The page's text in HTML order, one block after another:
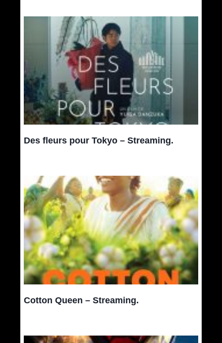
Des fleurs pour Tokyo – Streaming.
Cotton Queen – Streaming.